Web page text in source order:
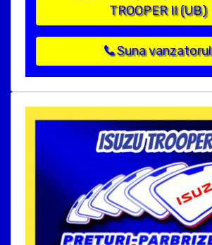
TROOPER II (UB)
Suna vanzatorul